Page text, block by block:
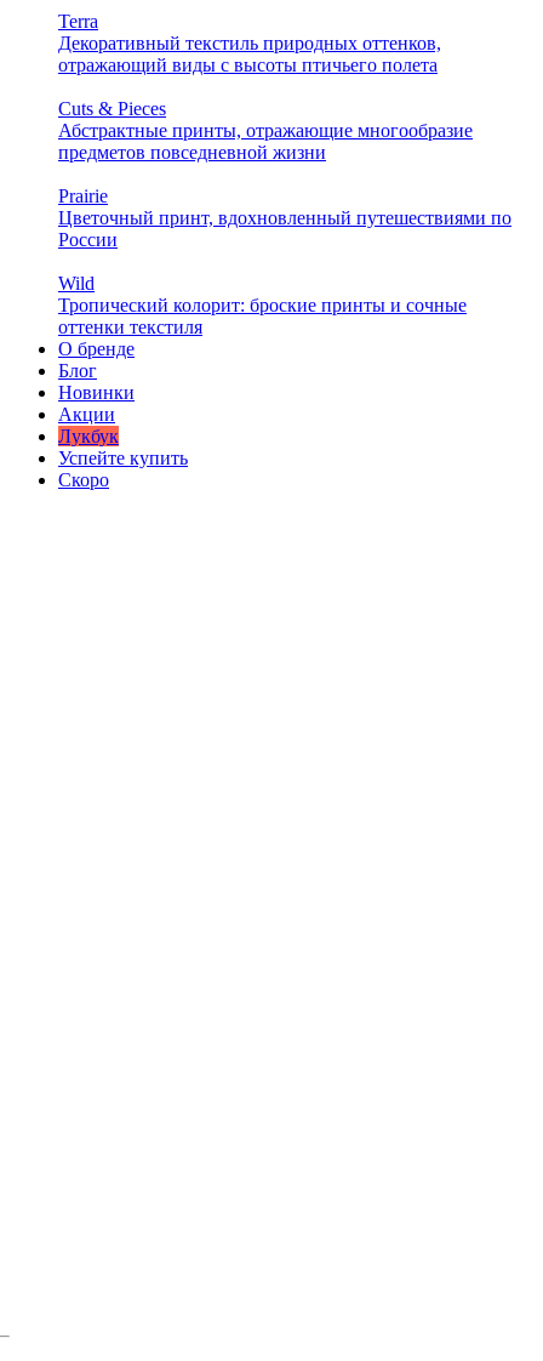
Terra
Декоративный текстиль природных оттенков,
отражающий виды с высоты птичьего полета
Cuts & Pieces
Абстрактные принты, отражающие многообразие
предметов повседневной жизни
Prairie
Цветочный принт, вдохновленный путешествиями по
России
Wild
Тропический колорит: броские принты и сочные
оттенки текстиля
О бренде
Блог
Новинки
Акции
Лукбук
Успейте купить
Скоро